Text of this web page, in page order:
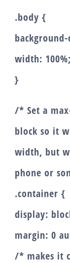
.body {
width: 100%;
}
/* Set a
block so it
width, but
phone or
.container {
display:
margin: 0
/* makes it